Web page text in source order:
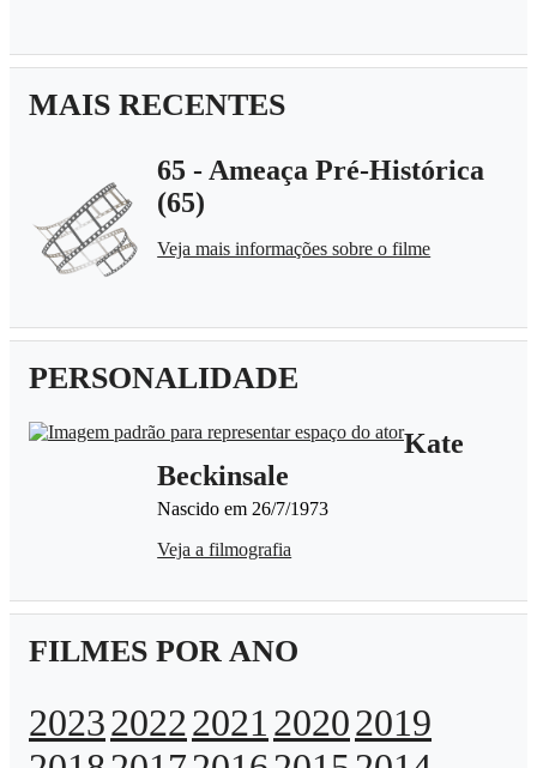
MAIS RECENTES
65 - Ameaça Pré-Histórica
(65)
Veja mais informações sobre o filme
PERSONALIDADE
Kate
Beckinsale
Nascido em 26/7/1973
Veja a filmografia
FILMES POR ANO
202320222021 20202019